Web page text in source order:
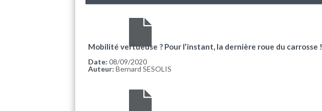
Mobilité vertueuse ? Pour l’instant, la dernière roue du carrosse !
Date: 08/09/2020
Auteur: Bernard SESOLIS